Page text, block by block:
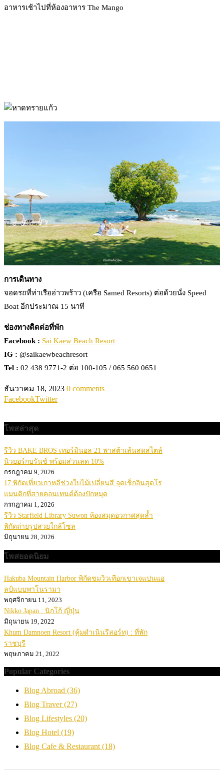
อาหารเช้าไปที่ห้องอาหาร The Mango
การเดินทาง
จอดรถที่ท่าเรืออ่าวพร้าว (เครือ Samed Resorts) ต่อด้วยนั่ง Speed
Boat อีกประมาณ 15 นาที
ช่องทางติดต่อที่พัก
Facebook : Sai Kaew Beach Resort
IG : @saikaewbeachresort
Tel : 02 438 9771-2 ต่อ 100-105 / 065 560 0651
ธันวาคม 18, 2023 0 comments
FacebookTwitter
โพสล่าสุด
รีวิว BAKE BROS เทอร์มินอล 21 พาสต้าเส้นสดสไตล์
นิวยอร์กบรันช์ พร้อมส่วนลด 10%
กรกฎาคม 9, 2026
17 พิกัดเที่ยวเกาหลีช่วงใบไม้เปลี่ยนสี จุดเช็กอินสุดโร
แมนติกที่สายคอนเทนต์ต้องปักหมุด
กรกฎาคม 1, 2026
รีวิว Starfield Library Suwon ห้องสมุดอวกาศสุดล้ำ
พิกัดถ่ายรูปสวยใกล้โซล
มิถุนายน 28, 2026
โพสยอดนิยม
Hakuba Mountain Harbor พิกัดชมวิวเทือกเขาเจแปนแอ
ลป์แบบพาโนรามา
พฤศจิกายน 11, 2023
Nikko Japan : นิกโก้ ญี่ปุ่น
มิถุนายน 19, 2022
Khum Damnoen Resort (คุ้มดำเนินรีสอร์ท) : ที่พัก
ราชบุรี
พฤษภาคม 21, 2022
Popular Categories
Blog Abroad (36)
Blog Traver(27)
Blog Lifestyles (20)
Blog Hotel (19)
Blog Cafe & Restaurant (18)